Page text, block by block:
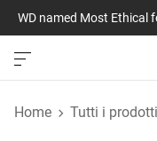
WD named Most Ethical
Home Tutti i prodotti